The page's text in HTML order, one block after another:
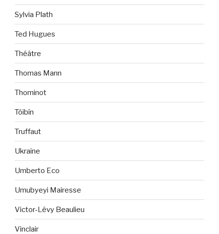
Sylvia Plath
Ted Hugues
Théâtre
Thomas Mann
Thominot
Tóibín
Truffaut
Ukraine
Umberto Eco
Umubyeyi Mairesse
Victor-Lévy Beaulieu
Vinclair